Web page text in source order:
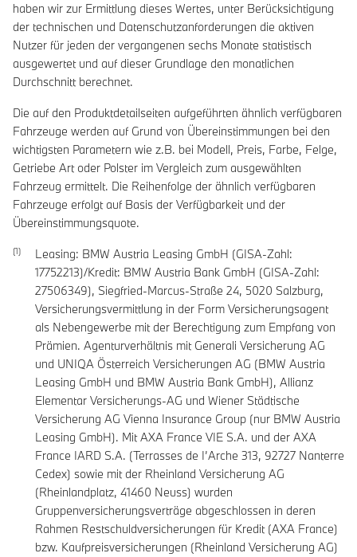
haben wir zur Ermittlung dieses Wertes, unter Berücksichtigung
der technischen und Datenschutzanforderungen die aktiven
Nutzer für jeden der vergangenen sechs Monate statistisch
ausgewertet und auf dieser Grundlage den monatlichen
Durchschnitt berechnet.
Die auf den Produktdetailseiten aufgeführten ähnlich verfügbaren
Fahrzeuge werden auf Grund von Übereinstimmungen bei den
wichtigsten Parametern wie z.B. bei Modell, Preis, Farbe, Felge,
Getriebe Art oder Polster im Vergleich zum ausgewählten
Fahrzeug ermittelt. Die Reihenfolge der ähnlich verfügbaren
Fahrzeuge erfolgt auf Basis der Verfügbarkeit und der
Übereinstimmungsquote.
Leasing: BMW Austria Leasing GmbH (GISA-Zahl:
17752213)/Kredit: BMW Austria Bank GmbH (GISA-Zahl:
27506349), Siegfried-Marcus-Straße 24, 5020 Salzburg,
Versicherungsvermittlung in der Form Versicherungsagent
als Nebengewerbe mit der Berechtigung zum Empfang von
Prämien. Agenturverhältnis mit Generali Versicherung AG
und UNIQA Österreich Versicherungen AG (BMW Austria
Leasing GmbH und BMW Austria Bank GmbH), Allianz
Elementar Versicherungs-AG und Wiener Städtische
Versicherung AG Vienna Insurance Group (nur BMW Austria
Leasing GmbH). Mit AXA France VIE S.A. und der AXA
France IARD S.A. (Terrasses de I’Arche 313, 92727 Nanterre
Cedex) sowie mit der Rheinland Versicherung AG
(Rheinlandplatz, 41460 Neuss) wurden
Gruppenversicherungsverträge abgeschlossen in deren
Rahmen Restschuldversicherungen für Kredit (AXA France)
bzw. Kaufpreisversicherungen (Rheinland Versicherung AG)